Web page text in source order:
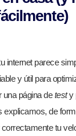
internet parece
y útil para
una página detesty
explicamos, de
tu